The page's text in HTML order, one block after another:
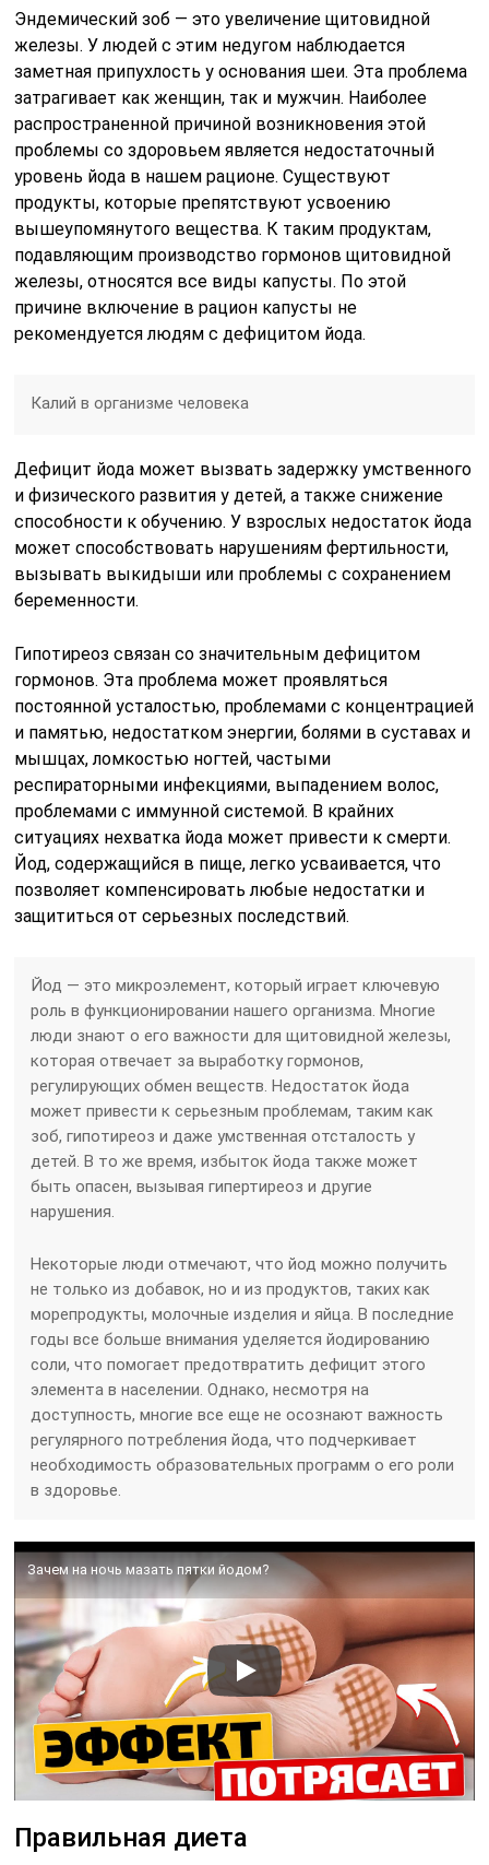
Эндемический зоб — это увеличение щитовидной
железы. У людей с этим недугом наблюдается
заметная припухлость у основания шеи. Эта проблема
затрагивает как женщин, так и мужчин. Наиболее
распространенной причиной возникновения этой
проблемы со здоровьем является недостаточный
уровень йода в нашем рационе. Существуют
продукты, которые препятствуют усвоению
вышеупомянутого вещества. К таким продуктам,
подавляющим производство гормонов щитовидной
железы, относятся все виды капусты. По этой
причине включение в рацион капусты не
рекомендуется людям с дефицитом йода.
Калий в организме человека
Дефицит йода может вызвать задержку умственного
и физического развития у детей, а также снижение
способности к обучению. У взрослых недостаток йода
может способствовать нарушениям фертильности,
вызывать выкидыши или проблемы с сохранением
беременности.
Гипотиреоз связан со значительным дефицитом
гормонов. Эта проблема может проявляться
постоянной усталостью, проблемами с концентрацией
и памятью, недостатком энергии, болями в суставах и
мышцах, ломкостью ногтей, частыми
респираторными инфекциями, выпадением волос,
проблемами с иммунной системой. В крайних
ситуациях нехватка йода может привести к смерти.
Йод, содержащийся в пище, легко усваивается, что
позволяет компенсировать любые недостатки и
защититься от серьезных последствий.
Йод — это микроэлемент, который играет ключевую
роль в функционировании нашего организма. Многие
люди знают о его важности для щитовидной железы,
которая отвечает за выработку гормонов,
регулирующих обмен веществ. Недостаток йода
может привести к серьезным проблемам, таким как
зоб, гипотиреоз и даже умственная отсталость у
детей. В то же время, избыток йода также может
быть опасен, вызывая гипертиреоз и другие
нарушения.
Некоторые люди отмечают, что йод можно получить
не только из добавок, но и из продуктов, таких как
морепродукты, молочные изделия и яйца. В последние
годы все больше внимания уделяется йодированию
соли, что помогает предотвратить дефицит этого
элемента в населении. Однако, несмотря на
доступность, многие все еще не осознают важность
регулярного потребления йода, что подчеркивает
необходимость образовательных программ о его роли
в здоровье.
Зачем на ночь мазать пятки йодом?
Правильная диета